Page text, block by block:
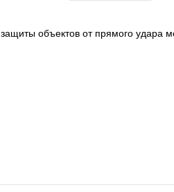
объектов от прямого удара